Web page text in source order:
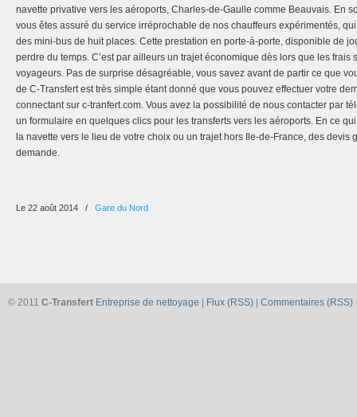
navette privative vers les aéroports, Charles-de-Gaulle comme Beauvais. En
vous êtes assuré du service irréprochable de nos chauffeurs expérimentés,
des mini-bus de huit places. Cette prestation en porte-à-porte, disponible de
perdre du temps. C’est par ailleurs un trajet économique dès lors que les frais
voyageurs. Pas de surprise désagréable, vous savez avant de partir ce que
de C-Transfert est très simple étant donné que vous pouvez effectuer votre
connectant sur c-tranfert.com. Vous avez la possibilité de nous contacter par
un formulaire en quelques clics pour les transferts vers les aéroports. En ce
la navette vers le lieu de votre choix ou un trajet hors Ile-de-France, des devis
demande.
Le 22 août 2014 / Gare du Nord
© 2011 C-Transfert Entreprise de nettoyage Flux (RSS) Commentaires (RSS)